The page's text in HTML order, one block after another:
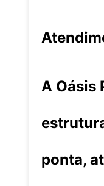
A Oásis
ponta,